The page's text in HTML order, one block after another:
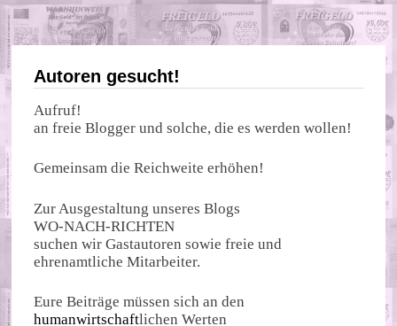
Autoren gesucht!
Aufruf!
an freie Blogger und solche, die es werden wollen!
Gemeinsam die Reichweite erhöhen!
Zur Ausgestaltung unseres Blogs
WO-NACH-RICHTEN
suchen wir Gastautoren sowie freie und
ehrenamtliche Mitarbeiter.
Eure Beiträge müssen sich an den
humanwirtschaftlichen Werten